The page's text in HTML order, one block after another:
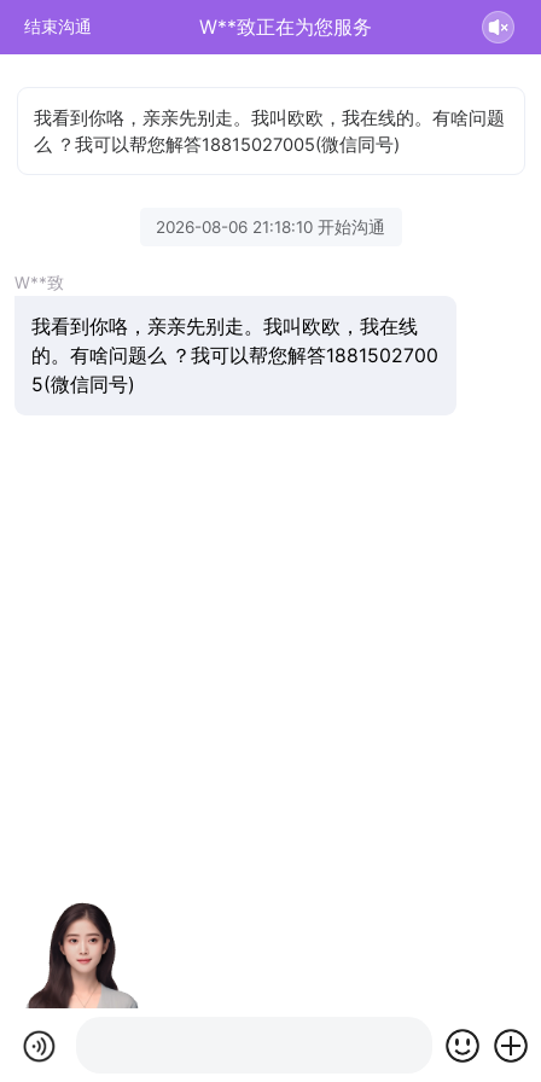
结束沟通 W**致正在为您服务
我看到你咯，亲亲先别走。我叫欧欧，我在线的。有啥问题
么 ？我可以帮您解答18815027005(微信同号)
2026-08-06 21:18:10 开始沟通
W**致
我看到你咯，亲亲先别走。我叫欧欧，我在线
的。有啥问题么 ？我可以帮您解答1881502700
5(微信同号)